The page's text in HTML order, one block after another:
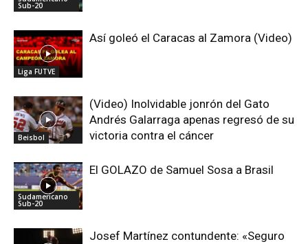
Sub-20
Liga FUTVE
Así goleó el Caracas al Zamora (Video)
Beisbol
(Video) Inolvidable jonrón del Gato
Andrés Galarraga apenas regresó de su
victoria contra el cáncer
Sudamericano
Sub-20
El GOLAZO de Samuel Sosa a Brasil
Josef Martínez contundente: «Seguro